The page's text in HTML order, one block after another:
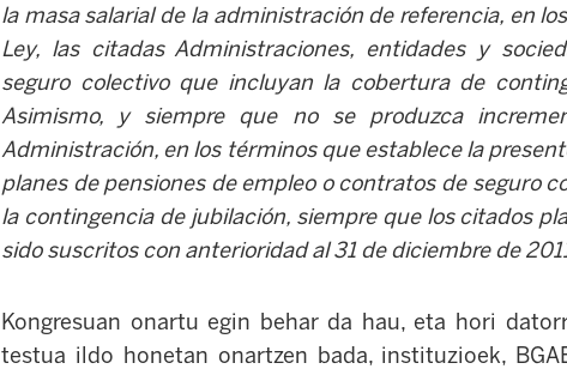
la masa salarial de la administración de referencia, en
Ley, las citadas Administraciones, entidades y
seguro colectivo que incluyan la cobertura de
Asimismo, y siempre que no se produzca
Administración, en los términos que establece la
planes de pensiones de empleo o contratos de seguro
la contingencia de jubilación, siempre que los citados
sido suscritos con anterioridad al 31 de diciembre de
Kongresuan onartu egin behar da hau, eta hori
testua ildo honetan onartzen bada, instituzioek,